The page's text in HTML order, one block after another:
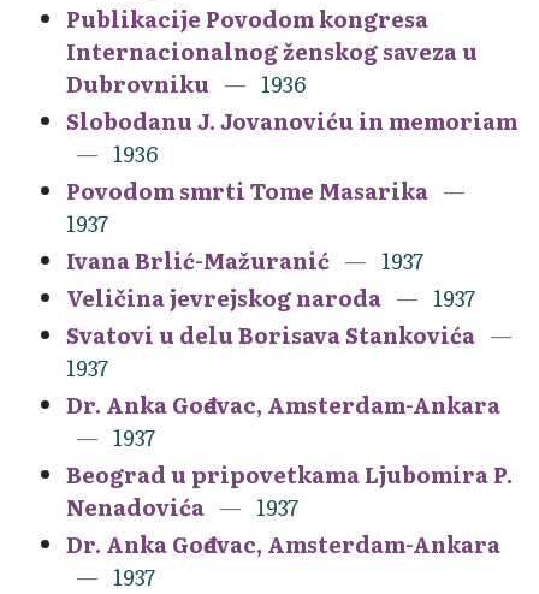
Publikacije Povodom kongresa
Internacionalnog ženskog saveza u
Dubrovniku
1936
Slobodanu J. Jovanoviću in memoriam
1936
Povodom smrti Tome Masarika
1937
Ivana Brlić-Mažuranić
1937
Veličina jevrejskog naroda
1937
Svatovi u delu Borisava Stankovića
1937
Dr. Anka Gođevac, Amsterdam-Ankara
1937
Beograd u pripovetkama Ljubomira P.
Nenadovića
1937
Dr. Anka Gođevac, Amsterdam-Ankara
1937